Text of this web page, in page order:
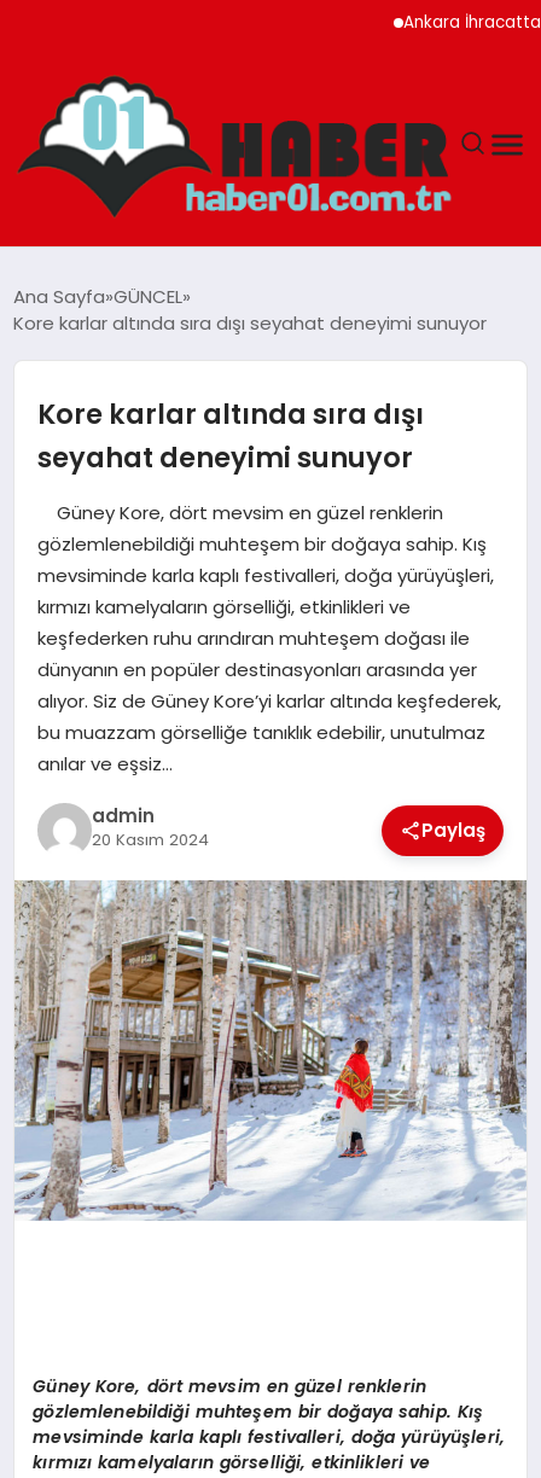
Ankara İhracatta Rekor
YAŞAM
GÜNDEM
MAGAZIN
TEKNOLOJI
Ana Sayfa GÜNCEL
Kore karlar altında sıra dışı seyahat deneyimi sunuyor
Kore karlar altında sıra dışı
seyahat deneyimi sunuyor
Güney Kore, dört mevsim en güzel renklerin
gözlemlenebildiği muhteşem bir doğaya sahip. Kış
mevsiminde karla kaplı festivalleri, doğa yürüyüşleri,
kırmızı kamelyaların görselliği, etkinlikleri ve
keşfederken ruhu arındıran muhteşem doğası ile
dünyanın en popüler destinasyonları arasında yer
alıyor. Siz de Güney Kore’yi karlar altında keşfederek,
bu muazzam görselliğe tanıklık edebilir, unutulmaz
anılar ve eşsiz…
admin
20 Kasım 2024 Paylaş
Güney Kore, dört mevsim en güzel renklerin
gözlemlenebildiği muhteşem bir doğaya sahip. Kış
mevsiminde karla kaplı festivalleri, doğa yürüyüşleri,
kırmızı kamelyaların görselliği, etkinlikleri ve